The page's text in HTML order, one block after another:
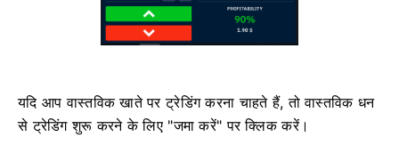
यदि आप वास्तविक खाते पर ट्रेडिंग करना चाहते हैं, तो वास्तविक धन
से ट्रेडिंग शुरू करने के लिए "जमा करें" पर क्लिक करें।